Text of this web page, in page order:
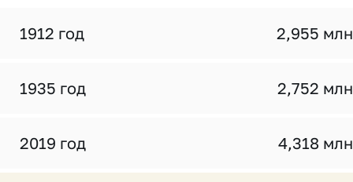
1912 год 2,955
1935 год 2,752
2019 год 4,318